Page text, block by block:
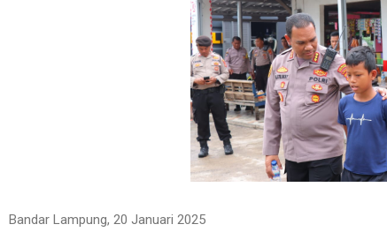
Bandar Lampung, 20 Januari 2025